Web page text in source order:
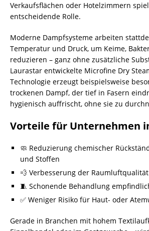
Verkaufsflächen oder Hotelzimmern
entscheidende Rolle.
Moderne Dampfsysteme arbeiten
Temperatur und Druck, um Keime,
reduzieren – ganz ohne zusätzliche
Laurastar entwickelte Microfine Dry
Technologie erzeugt beispielsweise
trockenen Dampf, der tief in Fasern
hygienisch auffrischt, ohne sie zu
Vorteile für Unternehmen
🧼 Reduzierung chemischer
und Stoffen
💨 Verbesserung der Raumluftqualität
🧵 Schonende Behandlung
✅ Weniger Risiko für Haut- oder
Gerade in Branchen mit hohem